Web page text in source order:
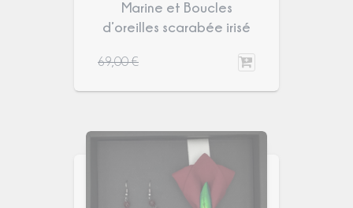
Marine et Boucles
d’oreilles scarabée irisé
69,00€